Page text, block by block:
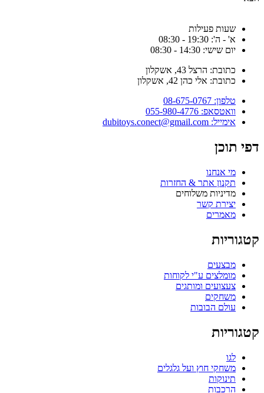
שעות פעילות
א' - ה': 19:30 - 08:30
יום שישי: 14:30 - 08:30
כתובת: הרצל 43, אשקלון
כתובת: אלי כהן 42, אשקלון
טלפון: 08-675-0767
וואטסאפ: 055-980-4776
אימייל: dubitoys.conect@gmail.com
דפי תוכן
מי אנחנו
תקנון אתר & החזרות
מדיניות משלוחים
יצירת קשר
מאמרים
קטגוריות
מבצעים
מומלצים ע"י לקוחות
צעצועים ומותגים
משחקים
עולם הבובות
קטגוריות
לגו
משחקי חוץ ועל גלגלים
תינוקות
הרכבות